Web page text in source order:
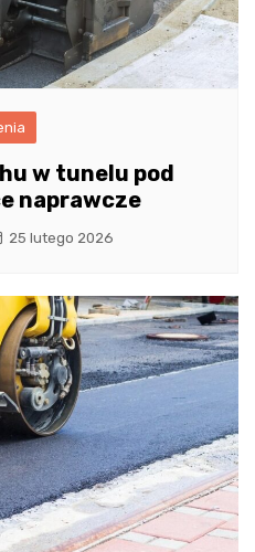
w tunelu pod
naprawcze
25 lutego 2026